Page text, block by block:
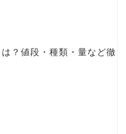
？値段・種類・量など徹